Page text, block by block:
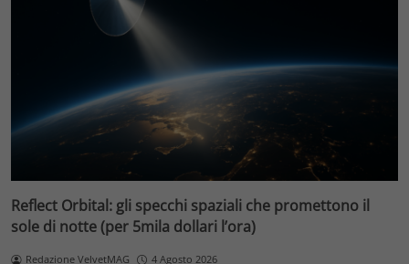
Reflect Orbital: gli specchi spaziali che promettono il
sole di notte (per 5mila dollari l’ora)
Redazione VelvetMAG 4 Agosto 2026